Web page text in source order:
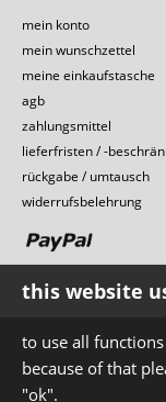
mein konto
mein wunschzettel
meine einkaufstasche
agb
zahlungsmittel
lieferfristen / -
rückgabe / umtausch
widerrufsbelehrung
this website
to use all
because of that
"ok".